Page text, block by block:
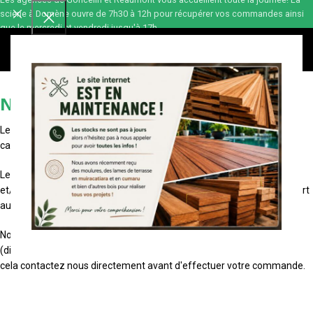
Nos conditions de livraison
Les tarifs appliqués sur le site web de notrescierie en lignesont
calculés automatiquement.
Le calcul se fait selon les articles contenus dans votre panier (poids
et/ou longueur) et la distance de votre adresse de livraison par rapport
au lieu d'expédition (Goncelin, Réaumont ou Domène).
Nous avons la possibilité d'étudier toute demande spécifique
(dimensions hors standard, zone de livraison difficile d'accès...). Pour
cela contactez nous directement avant d'effectuer votre commande.
scierie à Domène ouvre de 7h30 à 12h pour récupérer vos commandes ainsi
que le mercredi et vendredi jusqu'à 17h.